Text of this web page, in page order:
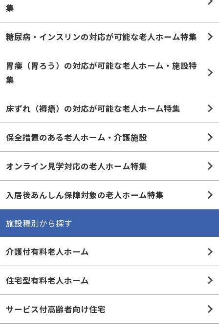
集
糖尿病・インスリンの対応が可能な老人ホーム特集
胃瘻（胃ろう）の対応が可能な老人ホーム・施設特
集
床ずれ（褥瘡）の対応が可能な老人ホーム特集
保全措置のある老人ホーム・介護施設
オンライン見学対応の老人ホーム特集
入居後あんしん保障対象の老人ホーム特集
施設種別から探す
介護付有料老人ホーム
住宅型有料老人ホーム
サービス付高齢者向け住宅